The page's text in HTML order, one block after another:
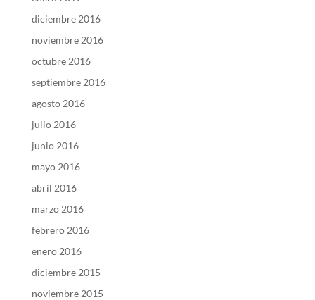
diciembre 2016
noviembre 2016
octubre 2016
septiembre 2016
agosto 2016
julio 2016
junio 2016
mayo 2016
abril 2016
marzo 2016
febrero 2016
enero 2016
diciembre 2015
noviembre 2015